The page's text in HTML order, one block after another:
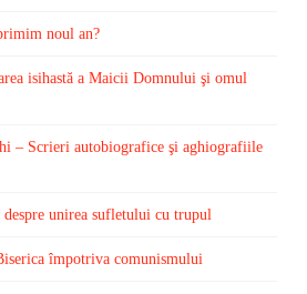
noul an?
isihastă a Maicii Domnului şi omul
– Scrieri autobiografice şi aghiografiile
unirea sufletului cu trupul
împotriva comunismului